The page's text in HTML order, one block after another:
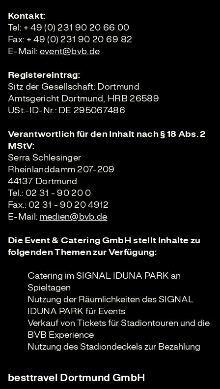
Kontakt:
Tel: + 49 (0) 231 90 20 66 00
Fax: + 49 (0) 231 90 20 69 82
E-Mail: event@bvb.de
Registereintrag:
Sitz der Gesellschaft: Dortmund
Amtsgericht Dortmund, HRB 26589
USt.-ID-Nr.: DE 295067486
Verantwortlich für den Inhalt nach § 18 Abs. 2
MStV:
Serra Schlesinger
Rheinlanddamm 207-209
44137 Dortmund
Tel.: 02 31 - 90 20 0
Fax.: 02 31 - 90 20 4912
E-Mail: medien@bvb.de
Die Event & Catering GmbH stellt Inhalte zu
folgenden Themen zur Verfügung:
Catering im SIGNAL IDUNA PARK an
Spieltagen
Nutzung der Räumlichkeiten des SIGNAL
IDUNA PARK für Events
Verkauf von Tickets für Stadiontouren und die
BVB Experience
Nutzung des Stadiondeckels zur Bezahlung
besttravel Dortmund GmbH